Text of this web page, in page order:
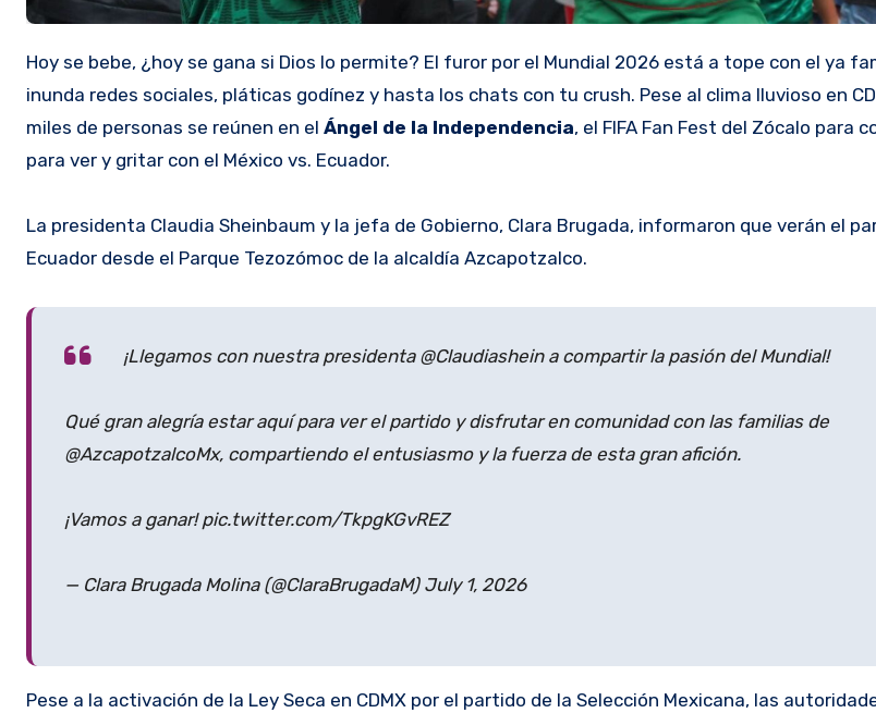
Hoy se bebe, ¿hoy se gana si Dios lo permite? El furor por el Mundial 2026 está a tope con el ya famoso “¿y si sí?” que
inunda redes sociales, pláticas godínez y hasta los chats con tu crush. Pese al clima lluvioso en
miles de personas se reúnen en el Ángel de la Independencia, el FIFA Fan Fest del Zócalo para
para ver y gritar con el México vs. Ecuador.
La presidenta Claudia Sheinbaum y la jefa de Gobierno, Clara Brugada, informaron que verán el
Ecuador desde el Parque Tezozómoc de la alcaldía Azcapotzalco.
¡Llegamos con nuestra presidenta @Claudiashein a compartir la pasión del Mundial!
​Qué gran alegría estar aquí para ver el partido y disfrutar en comunidad con las familias de
@AzcapotzalcoMx, compartiendo el entusiasmo y la fuerza de esta gran afición.
¡Vamos a ganar! pic.twitter.com/TkpgKGvREZ
— Clara Brugada Molina (@ClaraBrugadaM) July 1, 2026
Pese a la activación de la Ley Seca en CDMX por el partido de la Selección Mexicana, las